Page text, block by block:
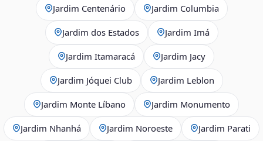
Jardim Centenário Jardim Columbia
Jardim dos Estados Jardim Imá
Jardim Itamaracá Jardim Jacy
Jardim Jóquei Club Jardim Leblon
Jardim Monte Líbano Jardim Monumento
Jardim Nhanhá Jardim Noroeste Jardim Parati